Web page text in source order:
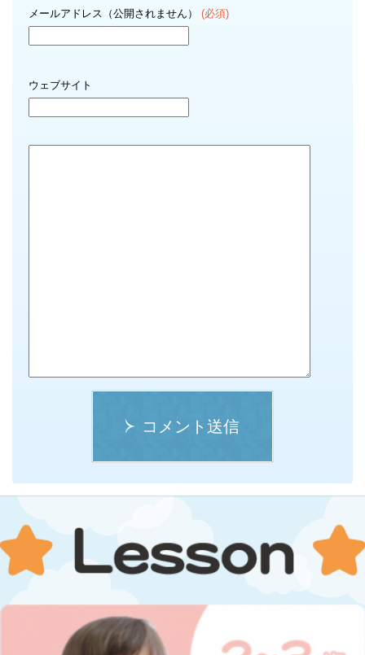
メールアドレス（公開されません） (必須)
ウェブサイト
コメント送信